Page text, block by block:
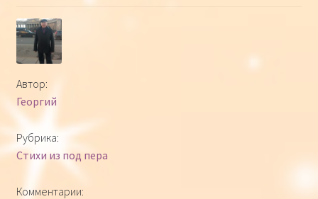
Поэтический блог
Детская философия
Конкурсы
Автор:
Георгий
Рубрика:
Стихи из под пера
Комментарии: